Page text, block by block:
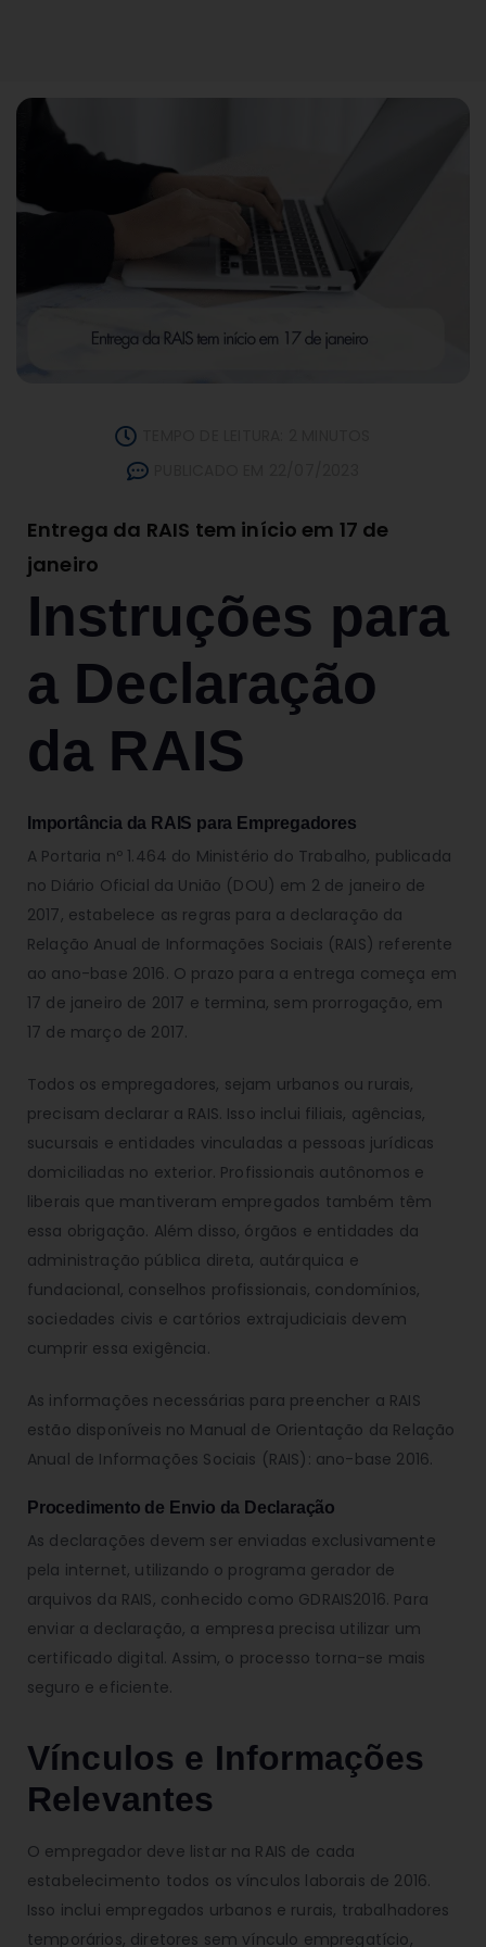
Entrega da RAIS tem início em 17 de
janeiro
Instruções para
a Declaração
da RAIS
Importância da RAIS para Empregadores
A Portaria nº 1.464 do Ministério do Trabalho, publicada
no Diário Oficial da União (DOU) em 2 de janeiro de
2017, estabelece as regras para a declaração da
Relação Anual de Informações Sociais (RAIS) referente
ao ano-base 2016. O prazo para a entrega começa em
17 de janeiro de 2017 e termina, sem prorrogação, em
17 de março de 2017.
Todos os empregadores, sejam urbanos ou rurais,
precisam declarar a RAIS. Isso inclui filiais, agências,
sucursais e entidades vinculadas a pessoas jurídicas
domiciliadas no exterior. Profissionais autônomos e
liberais que mantiveram empregados também têm
essa obrigação. Além disso, órgãos e entidades da
administração pública direta, autárquica e
fundacional, conselhos profissionais, condomínios,
sociedades civis e cartórios extrajudiciais devem
cumprir essa exigência.
As informações necessárias para preencher a RAIS
estão disponíveis no Manual de Orientação da Relação
Anual de Informações Sociais (RAIS): ano-base 2016.
Procedimento de Envio da Declaração
As declarações devem ser enviadas exclusivamente
pela internet, utilizando o programa gerador de
arquivos da RAIS, conhecido como GDRAIS2016. Para
enviar a declaração, a empresa precisa utilizar um
certificado digital. Assim, o processo torna-se mais
seguro e eficiente.
Vínculos e Informações
Relevantes
O empregador deve listar na RAIS de cada
estabelecimento todos os vínculos laborais de 2016.
Isso inclui empregados urbanos e rurais, trabalhadores
temporários, diretores sem vínculo empregatício,